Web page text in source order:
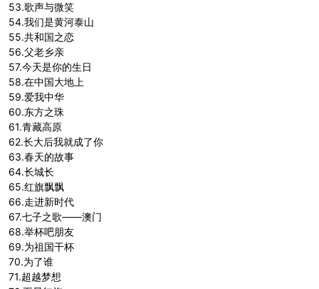
53.歌声与微笑
54.我们是黄河泰山
55.共和国之恋
56.父老乡亲
57.今天是你的生日
58.在中国大地上
59.爱我中华
60.东方之珠
61.青藏高原
62.长大后我就成了你
63.春天的故事
64.长城长
65.红旗飘飘
66.走进新时代
67.七子之歌——澳门
68.举杯吧朋友
69.为祖国干杯
70.为了谁
71.超越梦想